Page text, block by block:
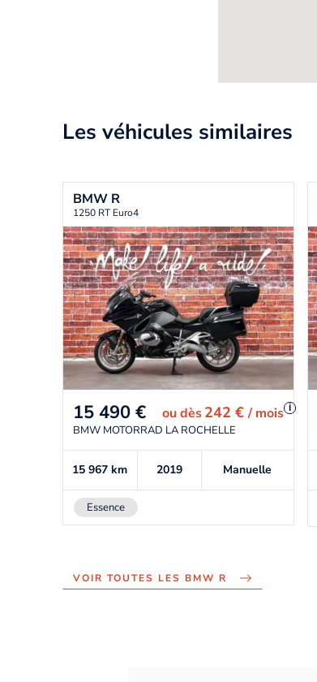
Les véhicules similaires
BMW R
1250 RT Euro4
15 490 € oudès 242 €/ mois i
BMW MOTORRAD LA ROCHELLE
15 967km 2019 Manuelle
Essence
VOIR TOUTES LES BMW R